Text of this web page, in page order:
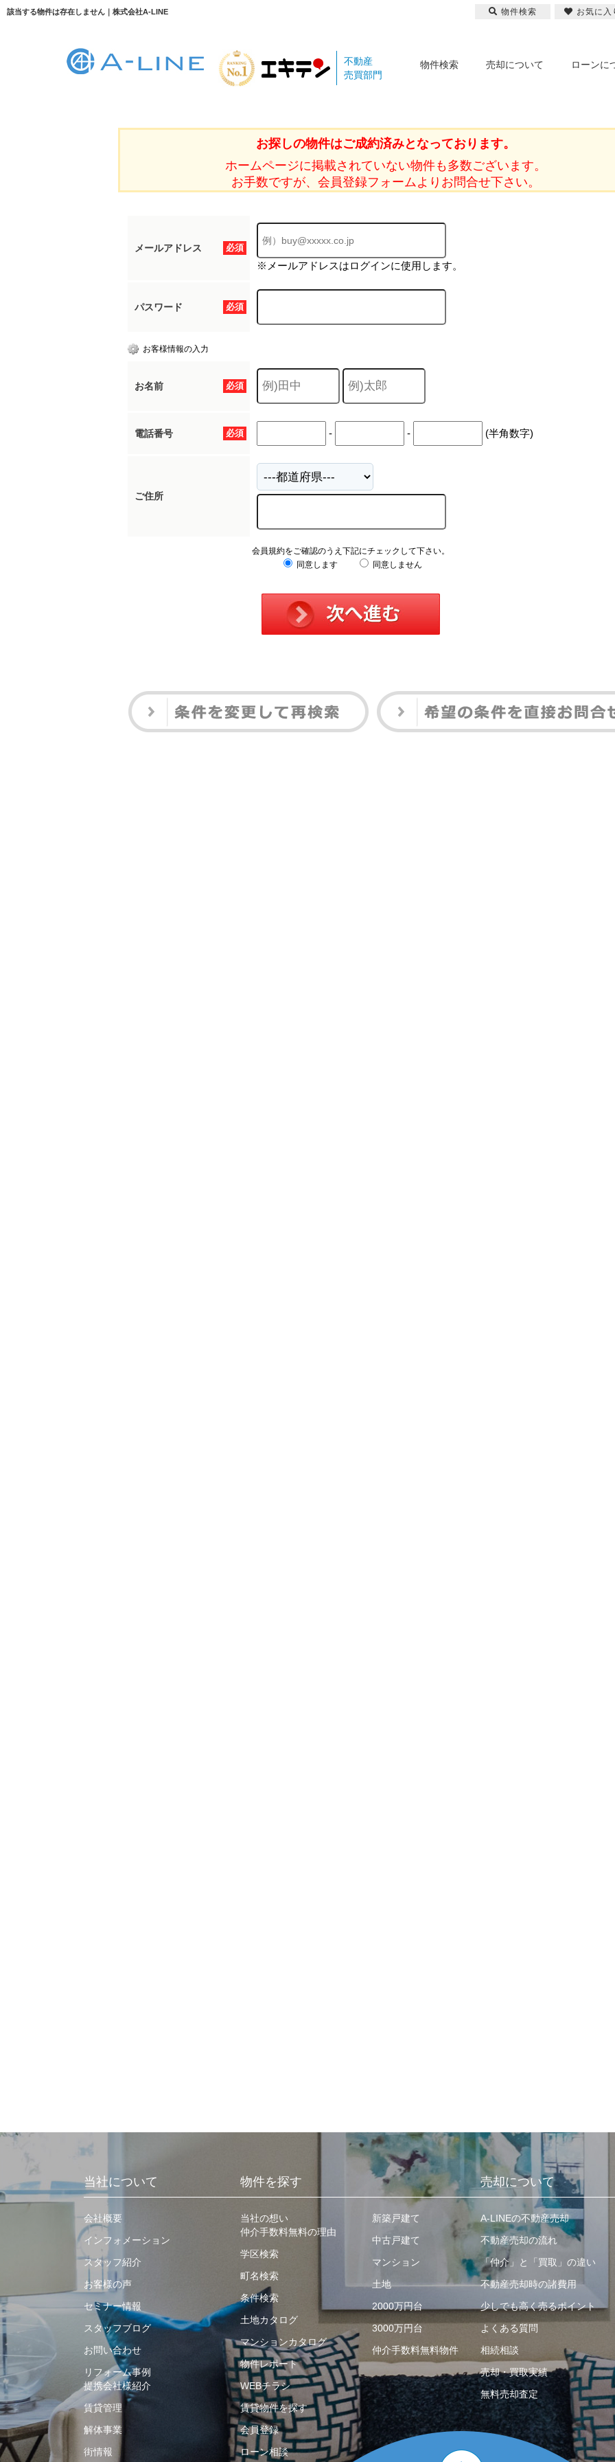
該当する物件は存在しません｜株式会社A-LINE
不動産
売買部門
物件検索 売却について ローンに
お探しの物件はご成約済みとなっております。
ホームページに掲載されていない物件も多数ございます。
お手数ですが、会員登録フォームよりお問合せ下さい。
必須
メールアドレス
※メールアドレスはログインに使用します。
必須
パスワード
お客様情報の入力
必須
お名前
必須
電話番号 - - (半角数字)
ご住所
会員規約をご確認のうえ下記にチェックして下さい。
同意します
同意しません
当社について
会社概要
インフォメーション
スタッフ紹介
お客様の声
セミナー情報
スタッフブログ
お問い合わせ
リフォーム事例
提携会社様紹介
賃貸管理
解体事業
街情報
物件を探す
当社の想い
仲介手数料無料の理由
学区検索
町名検索
条件検索
土地カタログ
マンションカタログ
物件レポート
WEBチラシ
賃貸物件を探す
会員登録
ローン相談
新築戸建て
中古戸建て
マンション
土地
2000万円台
3000万円台
仲介手数料無料物件
売却について
A-LINEの不動産売却
不動産売却の流れ
「仲介」と「買取」の違い
不動産売却時の諸費用
少しでも高く売るポイント
よくある質問
相続相談
売却・買取実績
無料売却査定
物件検索 お気に入